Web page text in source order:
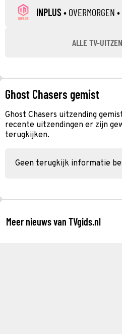
INPLUS • OVERMORGEN
ALLE TV-
Ghost Chasers gemist
Ghost Chasers uitzending
recente uitzendingen er zijn
terugkijken.
Geen terugkijk informatie
Meer nieuws van TVgids.nl